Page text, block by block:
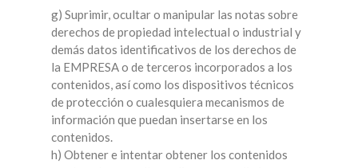
g) Suprimir, ocultar o manipular las notas sobre
derechos de propiedad intelectual o industrial y
demás datos identificativos de los derechos de
la EMPRESA o de terceros incorporados a los
contenidos, así como los dispositivos técnicos
de protección o cualesquiera mecanismos de
información que puedan insertarse en los
contenidos.
h) Obtener e intentar obtener los contenidos